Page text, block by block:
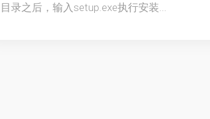
目录之后，输入setup.exe执行安装...